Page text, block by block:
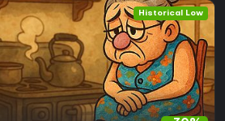
Historical Low